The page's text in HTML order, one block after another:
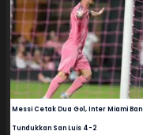
Messi Cetak Dua Gol, Inter Miami
Tundukkan San Luis 4-2